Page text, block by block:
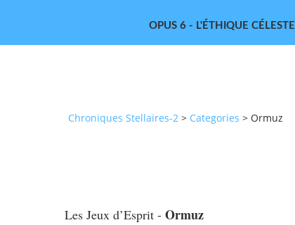
OPUS 6 - L'ÉTHIQUE CÉLESTE
Chroniques Stellaires-2 > Categories > Ormuz
Les Jeux d’Esprit - Ormuz